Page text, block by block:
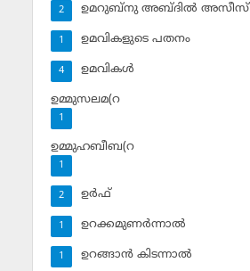
ഉമറുബ്‌നു അബ്ദില്‍ അസീസ്‌
2
ഉമവികളുടെ പതനം
1
ഉമവികള്‍
4
ഉമ്മുസലമ(റ
1
ഉമ്മുഹബീബ(റ
1
ഉര്‍ഫ്
2
ഉറക്കമുണര്‍ന്നാല്‍
1
ഉറങ്ങാന്‍ കിടന്നാല്‍
1